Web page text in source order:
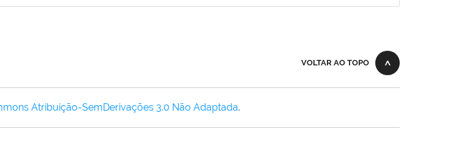
VOLTAR AO TOPO
Atribuição-SemDerivações 3.0 Não Adaptada.